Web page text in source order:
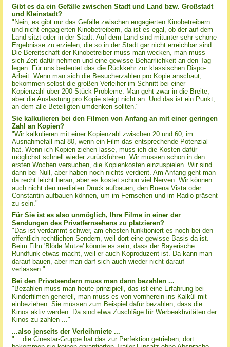
Gibt es da ein Gefälle zwischen Stadt und Land bzw. Großstadt
und Kleinstadt?
"Nein, es gibt nur das Gefälle zwischen engagierten Kinobetreibern
und nicht engagierten Kinobetreibern, da ist es egal, ob der auf dem
Land sitzt oder in der Stadt. Auf dem Land sind mitunter sehr schöne
Ergebnisse zu erzielen, die so in der Stadt gar nicht erreichbar sind.
Die Bereitschaft der Kinobetreiber muss man wecken, man muss
sich Zeit dafür nehmen und eine gewisse Beharrlichkeit an den Tag
legen. Für uns bedeutet das die Rückkehr zur klassischen Dispo-
Arbeit. Wenn man sich die Besucherzahlen pro Kopie anschaut,
bekommen selbst die großen Verleiher im Schnitt bei einer
Kopienzahl über 200 Stück Probleme. Man geht zwar in die Breite,
aber die Auslastung pro Kopie steigt nicht an. Und das ist ein Punkt,
an dem alle Beteiligten umdenken sollten."
Sie kalkulieren bei den Filmen von Anfang an mit einer geringen
Zahl an Kopien?
"Wir kalkulieren mit einer Kopienzahl zwischen 20 und 60, im
Ausnahmefall mal 80, wenn ein Film das entsprechende Potenzial
hat. Wenn ich Kopien ziehen lasse, muss ich die Kosten dafür
möglichst schnell wieder zurückführen. Wir müssen schon in den
ersten Wochen versuchen, die Kopienkosten einzuspielen. Wir sind
dann bei Null, aber haben noch nichts verdient. Am Anfang geht man
da recht leicht heran, aber es kostet schon viel Nerven. Wir können
auch nicht den medialen Druck aufbauen, den Buena Vista oder
Constantin aufbauen können, um im Fernsehen und im Radio präsent
zu sein."
Für Sie ist es also unmöglich, Ihre Filme in einer der
Sendungen des Privatfernsehens zu platzieren?
"Das ist verdammt schwer, am ehesten funktioniert es noch bei den
öffentlich-rechtlichen Sendern, weil dort eine gewisse Basis da ist.
Beim Film 'Blöde Mütze' könnte es sein, dass der Bayerische
Rundfunk etwas macht, weil er auch Koproduzent ist. Da kann man
darauf bauen, aber man darf sich auch wieder nicht darauf
verlassen."
Bei den Privatsendern muss man dann bezahlen ...
"Bezahlen muss man heute prinzipiell, das ist eine Erfahrung bei
Kinderfilmen generell, man muss es von vornherein ins Kalkül mit
einbeziehen. Sie müssen zum Beispiel dafür bezahlen, dass die
Kinos aktiv werden. Da sind etwa Zuschläge für Werbeaktivitäten der
Kinos zu zahlen ..."
...also jenseits der Verleihmiete ...
"... die Cinestar-Gruppe hat das zur Perfektion getrieben, dort